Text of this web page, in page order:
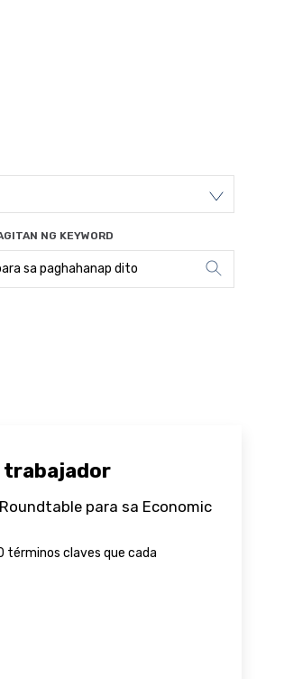
NG KEYWORD
trabajador
para sa Economic
términos claves que cada